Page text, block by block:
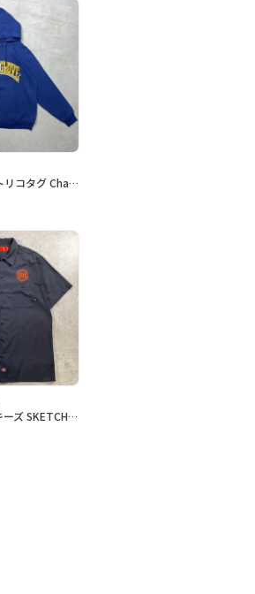
80年代 USA製 トリコタグ Champion チャンピオン OAK GROVE カレッジプリント スウェットパーカー メンズM相当 古着 80s ヴィンテージ VINTAGE 紺色
Dickies ディッキーズ SKETCHBOOK BREWING ビール 企業ロゴ刺繍 半袖ワークシャツ メンズL 古着 アドバタイジング バックプリント チャコールグレー